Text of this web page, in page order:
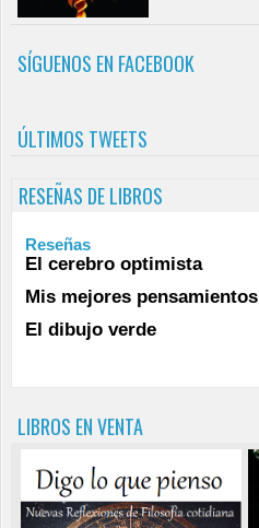
SÍGUENOS EN FACEBOOK
ÚLTIMOS TWEETS
RESEÑAS DE LIBROS
Reseñas
El cerebro optimista
Mis mejores pensamientos
El dibujo verde
LIBROS EN VENTA